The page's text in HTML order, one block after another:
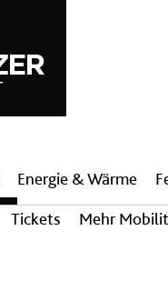
Tickets Mehr
Energie & Wärme